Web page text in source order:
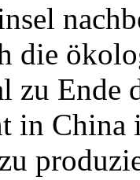
die
zu Ende
in